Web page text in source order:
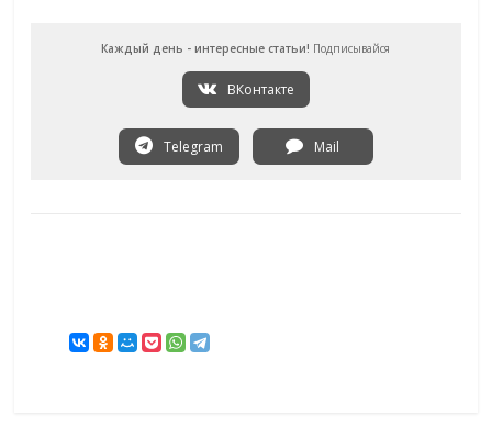
Каждый день - интересные статьи! Подписывайся
ВКонтакте
Telegram Mail